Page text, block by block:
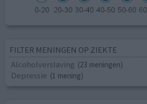
FILTER MENINGEN OP ZIEKTE
Alcoholverslaving (23 meningen)
Depressie (1 mening)